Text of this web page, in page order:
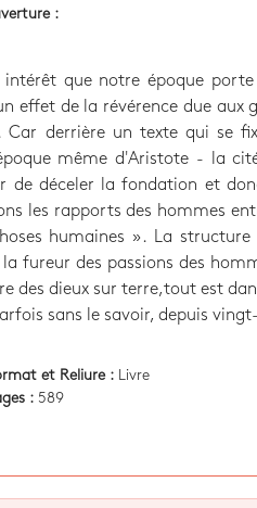
:
intérêt que notre époque
effet de la révérence due aux
Car derrière un texte qui se
même d'Aristote - la
de déceler la fondation et
les rapports des hommes
humaines ». La
fureur des passions des
des dieux sur terre,tout est
sans le savoir, depuis
et Reliure :
Livre
: 589